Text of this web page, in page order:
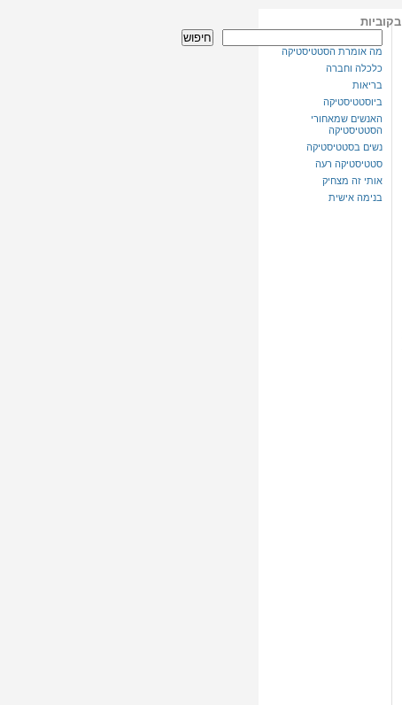
חיפוש
מה אומרת הסטטיסטיקה
כלכלה וחברה
בריאות
ביוסטטיסטיקה
האנשים שמאחורי
הסטטיסטיקה
נשים בסטטיסטיקה
סטטיסטיקה רעה
אותי זה מצחיק
בנימה אישית